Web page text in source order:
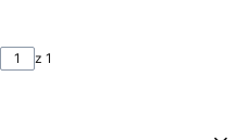
z 1